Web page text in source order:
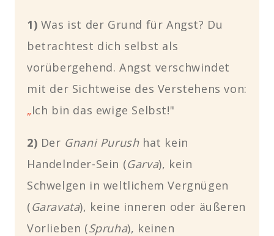
1) Was ist der Grund für Angst? Du
betrachtest dich selbst als
vorübergehend. Angst verschwindet
mit der Sichtweise des Verstehens von:
„Ich bin das ewige Selbst!"
2) Der Gnani Purushhat kein
Handelnder-Sein (Garva), kein
Schwelgen in weltlichem Vergnügen
(Garavata), keine inneren oder äußeren
Vorlieben (Spruha), keinen